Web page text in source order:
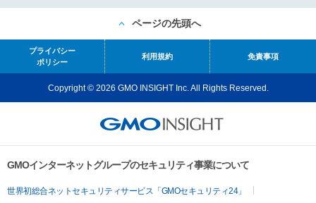
ページの先頭へ
プライバシー
ポリシー
利用規約 免責事項
Copyright © 2026 GMO INSIGHT Inc. All Rights Reserved.
GMOインターネットグループのセキュリティ事業について
世界初総合ネットセキュリティサービス「GMOセキュリティ24」